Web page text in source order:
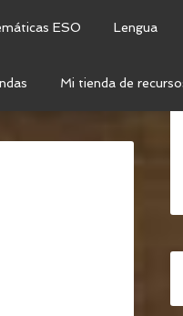
ESO Lengua
Mi tienda de
+ PLANTILLA